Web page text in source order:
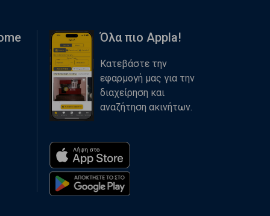
Όλα πιο Appla!
Κατεβάστε την
εφαρμογή μας για την
διαχείρηση και
αναζήτηση ακινήτων.